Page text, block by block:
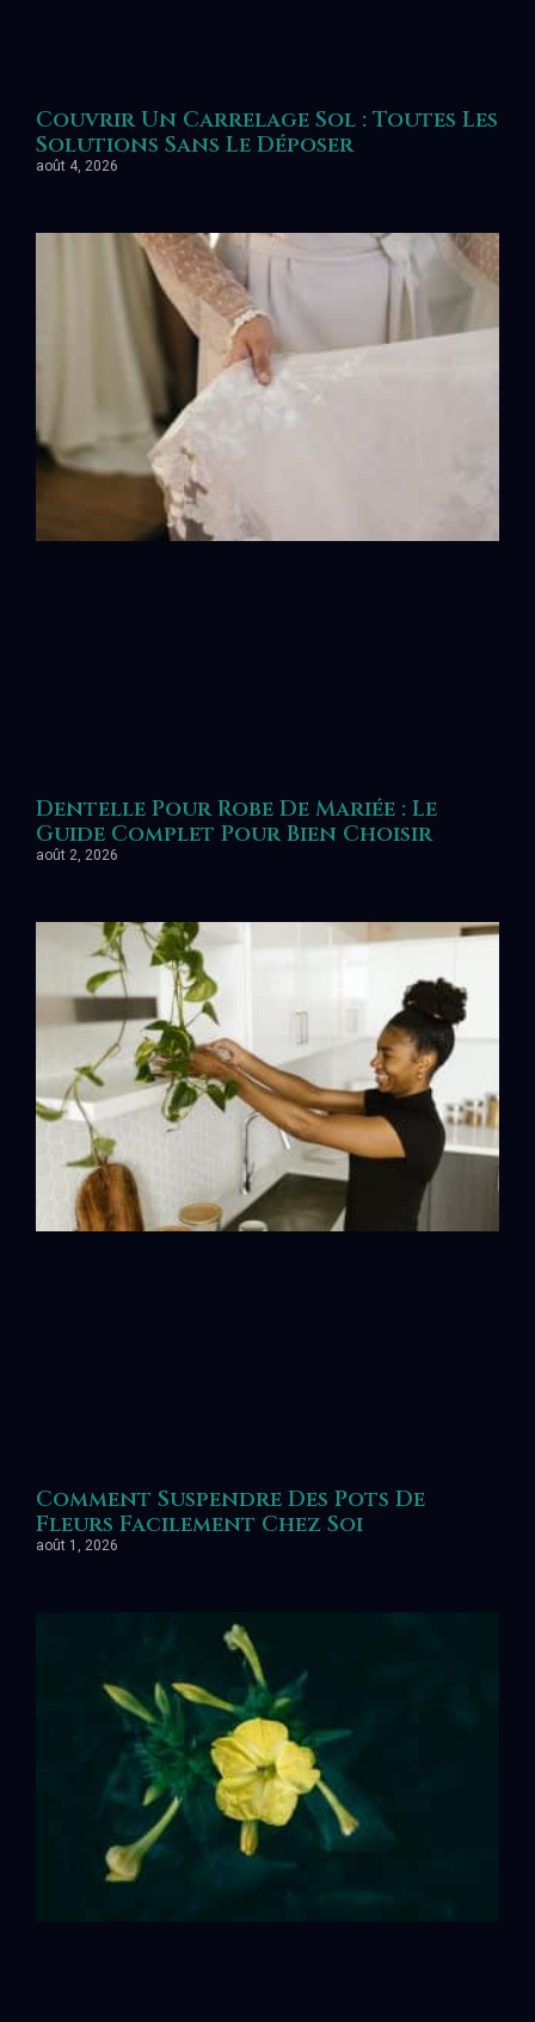
Couvrir Un Carrelage Sol : Toutes Les
Solutions Sans Le Déposer
août 4, 2026
Dentelle Pour Robe De Mariée : Le
Guide Complet Pour Bien Choisir
août 2, 2026
Comment Suspendre Des Pots De
Fleurs Facilement Chez Soi
août 1, 2026